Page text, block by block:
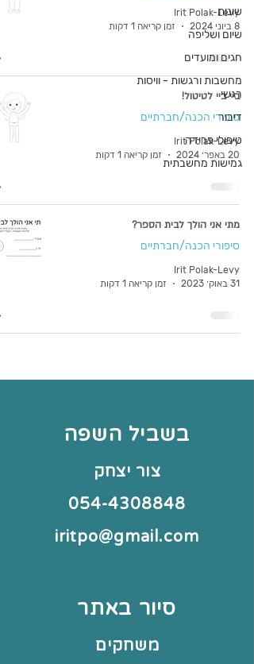
שונות
שיום ושליפה
חגים ומועדים
מחשבות ורגשות - וויסות
רגשי
דיבור
טיפולי פרידה
גמישות מחשבתית
Irit Polak-Levy
8 ביוני 2024
זמן קריאה 1 דקות
ביי ביי לטיטול!
סיפורי הכנה/חברתיים
Irit Polak-Levy
20 באפר׳ 2024
זמן קריאה 1 דקות
מתי אני הולך לבית הספר?
סיפורי הכנה/חברתיים
Irit Polak-Levy
31 באוק׳ 2023
זמן קריאה 1 דקות
בשביל השפה
צור יצחק
054-4308848
iritpo@gmail.com
סיור באתר
משחקים